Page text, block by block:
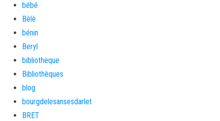
bébé
Bèlè
bénin
Beryl
bibliotheque
Bibliothèques
blog
bourgdelesansesdarlet
BRET